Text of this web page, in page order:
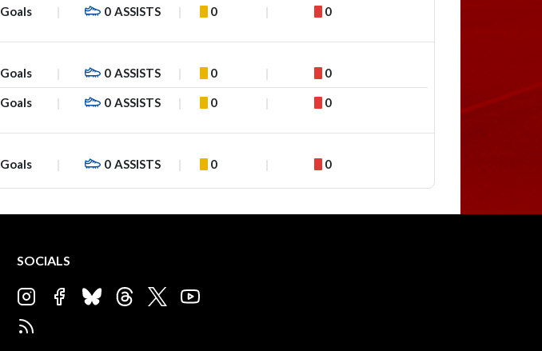
Goals 0 ASSISTS 0 0
Goals 0 ASSISTS 0 0
Goals 0 ASSISTS 0 0
Goals 0 ASSISTS 0 0
SOCIALS